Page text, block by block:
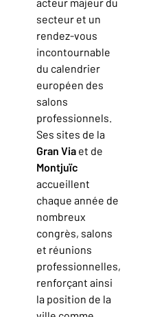
secteur et un
rendez-vous
incontournable
du calendrier
européen des
salons
professionnels.
Ses sites de la
Gran Via et de
Montjuïc
accueillent
chaque année de
nombreux
congrès, salons
et réunions
professionnelles,
renforçant ainsi
la position de la